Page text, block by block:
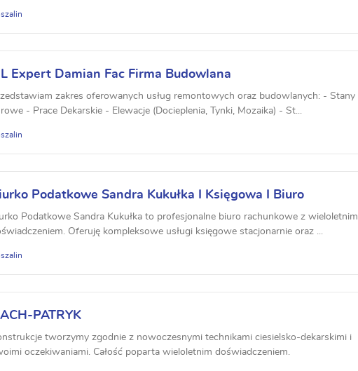
Expert Damian Fac Firma Budowlana
zakres oferowanych usług remontowych oraz budowlanych: - Stany
- Prace Dekarskie - Elewacje (Docieplenia, Tynki, Mozaika) - St...
Podatkowe Sandra Kukułka I Księgowa I Biuro
Podatkowe Sandra Kukułka to profesjonalne biuro rachunkowe z wieloletnim
Oferuję kompleksowe usługi księgowe stacjonarnie oraz ...
PATRYK
tworzymy zgodnie z nowoczesnymi technikami ciesielsko-dekarskimi i
oczekiwaniami. Całość poparta wieloletnim doświadczeniem.